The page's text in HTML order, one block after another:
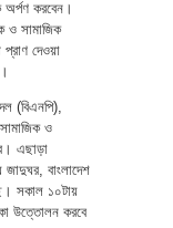
অর্পণ করবেন।
ও সামাজিক
প্রাণ দেওয়া
(বিএনপি),
ও
এছাড়া
জাদুঘর, বাংলাদেশ
সকাল ১০টায়
উত্তোলন করবে